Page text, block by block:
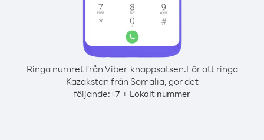
Ringa numret från Viber-knappsatsen.För att ringa
Kazakstan från Somalia, gör det
följande:+7 + Lokalt nummer